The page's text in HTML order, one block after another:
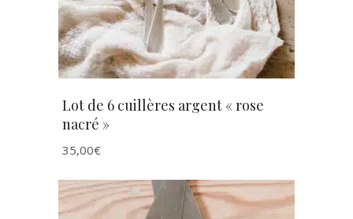
Lot de 6 cuillères argent « rose
nacré »
35,00€